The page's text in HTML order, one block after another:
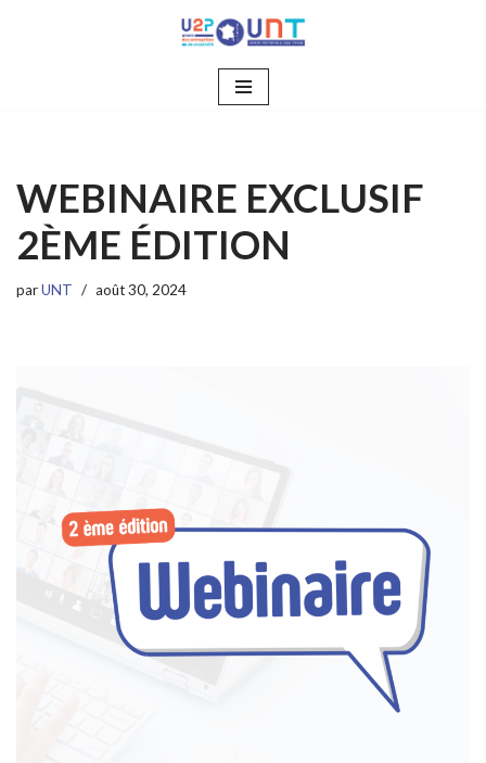
WEBINAIRE EXCLUSIF
2ÈME ÉDITION
parUNT août 30, 2024